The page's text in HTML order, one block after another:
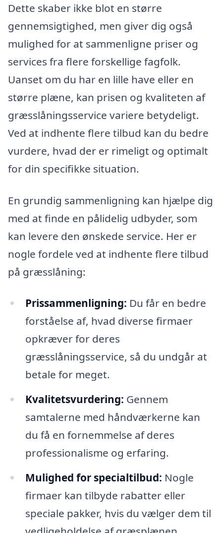
Dette skaber ikke blot en større
gennemsigtighed, men giver dig også
mulighed for at sammenligne priser og
services fra flere forskellige fagfolk.
Uanset om du har en lille have eller en
større plæne, kan prisen og kvaliteten af
græsslåningsservice variere betydeligt.
Ved at indhente flere tilbud kan du bedre
vurdere, hvad der er rimeligt og optimalt
for din specifikke situation.
En grundig sammenligning kan hjælpe dig
med at finde en pålidelig udbyder, som
kan levere den ønskede service. Her er
nogle fordele ved at indhente flere tilbud
på græsslåning:
Prissammenligning: Du får en bedre
forståelse af, hvad diverse firmaer
opkræver for deres
græsslåningsservice, så du undgår at
betale for meget.
Kvalitetsvurdering: Gennem
samtalerne med håndværkerne kan
du få en fornemmelse af deres
professionalisme og erfaring.
Mulighed for specialtilbud: Nogle
firmaer kan tilbyde rabatter eller
speciale pakker, hvis du vælger dem til